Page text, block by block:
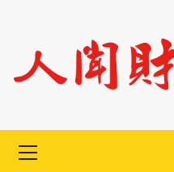
content
Menu